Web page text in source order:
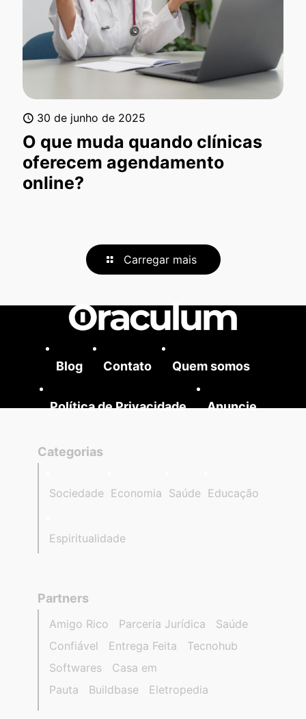
30 de junho de 2025
O que muda quando clínicas
oferecem agendamento
online?
Carregar mais
Blog Contato Quem somos
Política de Privacidade Anuncie
Categorias
Sociedade Economia Saúde Educação
Espiritualidade
Partners
Amigo Rico Parceria Jurídica
Saúde
Confiável
Entrega Feita
Tecnohub
Softwares
Casa em
Pauta
Buildbase Eletropedia